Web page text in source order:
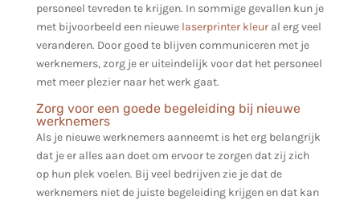
personeel tevreden te krijgen. In sommige gevallen kun je
met bijvoorbeeld een nieuwe laserprinter kleural erg veel
veranderen. Door goed te blijven communiceren met je
werknemers, zorg je er uiteindelijk voor dat het personeel
met meer plezier naar het werk gaat.
Zorg voor een goede begeleiding bij nieuwe
werknemers
Als je nieuwe werknemers aanneemt is het erg belangrijk
dat je er alles aan doet om ervoor te zorgen dat zij zich
op hun plek voelen. Bij veel bedrijven zie je dat de
werknemers niet de juiste begeleiding krijgen en dat kan